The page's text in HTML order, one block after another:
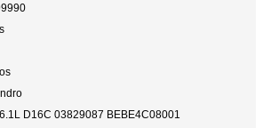
D16C 03829087 BEBE4C08001